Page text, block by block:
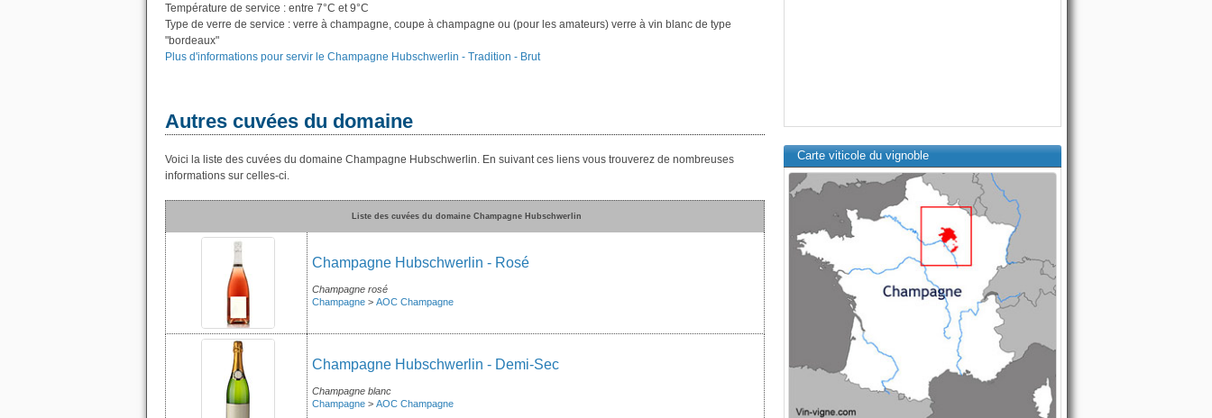
Température de service : entre 7°C et 9°C
Type de verre de service : verre à champagne, coupe à champagne ou (pour les amateurs) verre à vin blanc de type
"bordeaux"
Plus d'informations pour servir le Champagne Hubschwerlin - Tradition - Brut
Autres cuvées du domaine
Voici la liste des cuvées du domaine Champagne Hubschwerlin. En suivant ces liens vous trouverez de nombreuses
informations sur celles-ci.
Liste des cuvées du domaine Champagne Hubschwerlin
Champagne Hubschwerlin - Rosé
Champagne rosé
Champagne > AOC Champagne
Champagne Hubschwerlin - Demi-Sec
Champagne blanc
Champagne > AOC Champagne
Carte viticole du vignoble